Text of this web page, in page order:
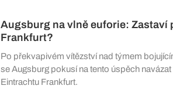
Augsburg na vlně euforie: Zastaví
Frankfurt?
Po překvapivém vítězství nad týmem
se Augsburg pokusí na tento úspěch
Eintrachtu Frankfurt.